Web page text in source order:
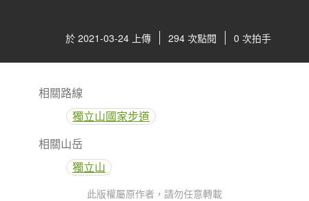
於 2021-03-24 上傳 294 次點閱 0 次拍手
相關路線
獨立山國家步道
相關山岳
獨立山
此版權屬原作者，請勿任意轉載